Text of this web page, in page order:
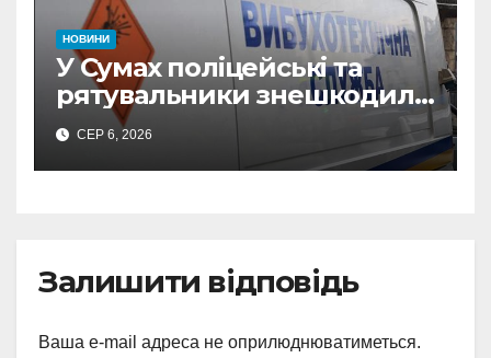
НОВИНИ
У Сумах поліцейські та
рятувальники знешкодили
500-кілограмову авіабомбу
росіян
СЕР 6, 2026
Залишити відповідь
Ваша e-mail адреса не оприлюднюватиметься.